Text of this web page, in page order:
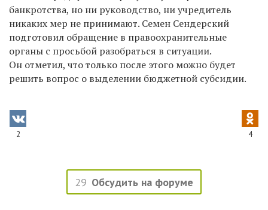
банкротства, но ни руководство, ни учредитель
никаких мер не принимают. Семен Сендерский
подготовил обращение в правоохранительные
органы с просьбой разобраться в ситуации.
Он отметил, что только после этого можно будет
решить вопрос о выделении бюджетной субсидии.
2 4
29 Обсудить на форуме